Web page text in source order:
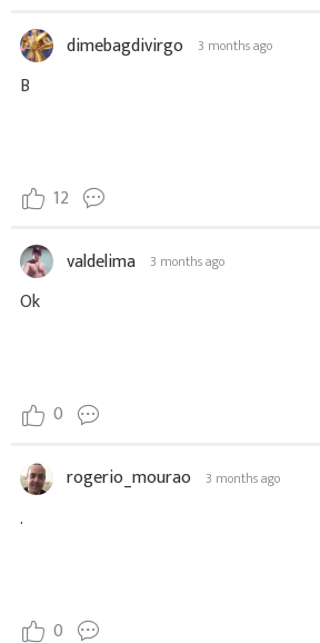
dimebagdivirgo 3 months ago
B
12
valdelima 3 months ago
Ok
0
rogerio_mourao 3 months ago
.
0